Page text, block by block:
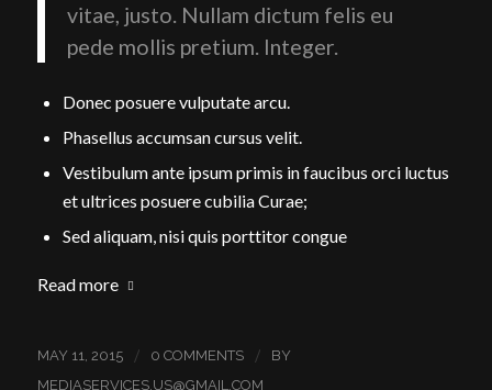
vitae, justo. Nullam dictum felis eu
pede mollis pretium. Integer.
Donec posuere vulputate arcu.
Phasellus accumsan cursus velit.
Vestibulum ante ipsum primis in faucibus orci luctus
et ultrices posuere cubilia Curae;
Sed aliquam, nisi quis porttitor congue
Read more
MAY 11, 2015 / 0 COMMENTS /
BY
MEDIASERVICES.US@GMAIL.COM